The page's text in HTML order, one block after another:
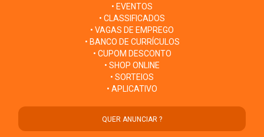
• EVENTOS
• CLASSIFICADOS
• VAGAS DE EMPREGO
• BANCO DE CURRÍCULOS
• CUPOM DESCONTO
• SHOP ONLINE
• SORTEIOS
• APLICATIVO
QUER ANUNCIAR ?